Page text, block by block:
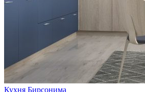
Кухня Бирсонима